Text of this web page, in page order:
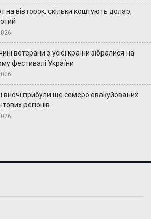
на вівторок: скільки коштують долар,
ветерани з усієї країни зібралися на
фестивалі України
вночі прибули ще семеро евакуйованих
регіонів